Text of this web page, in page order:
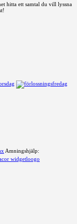
hitta ett samtal du vill lyssna
Amningshjälp: